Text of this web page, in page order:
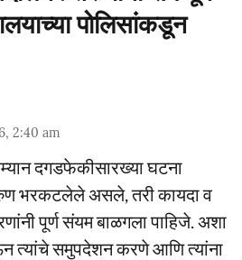
पोलिसांकडून
2:40 am
दगडफेकीसारख्या घटना
भरकटलेले असले, तरी कायदा व
पूर्ण संयम बाळगला पाहिजे. अशा
त्यांचे समुपदेशन करणे आणि त्यांना